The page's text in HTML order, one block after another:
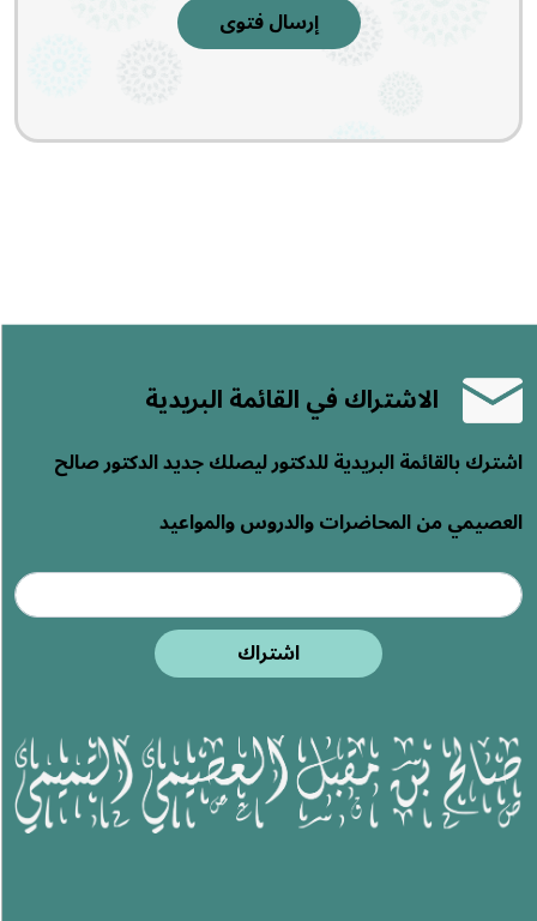
إرسال فتوى
الاشتراك في القائمة البريدية
اشترك بالقائمة البريدية للدكتور ليصلك جديد الدكتور صالح
العصيمي من المحاضرات والدروس والمواعيد
اشتراك